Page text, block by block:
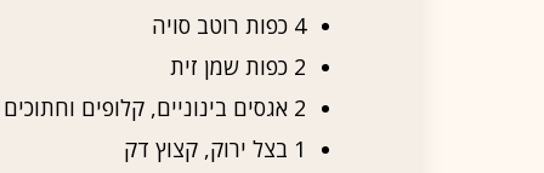
4 כפות רוטב סויה
2 כפות שמן זית
2 אגסים בינוניים, קלופים וחתוכים לקוביות
1 בצל ירוק, קצוץ דק